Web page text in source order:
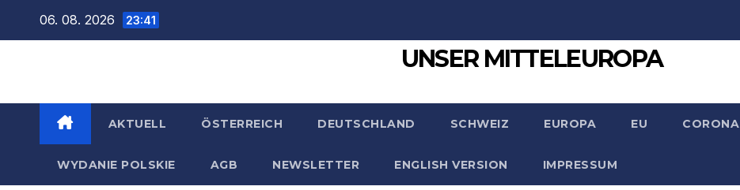
06. 08. 2026 23:41
UNSER MITTELEUROPA
AKTUELL ÖSTERREICH DEUTSCHLAND SCHWEIZ EUROPA EU CORONA
WYDANIE POLSKIE AGB NEWSLETTER ENGLISH VERSION IMPRESSUM